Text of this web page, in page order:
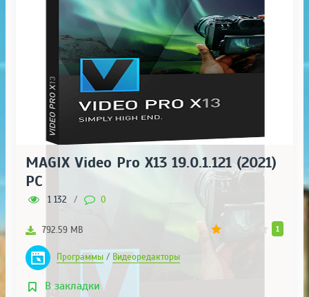
MAGIX Video Pro X13 19.0.1.121 (2021)
PC
1 132 / 0
1
792.59 MB
Программы / Видеоредакторы
В закладки